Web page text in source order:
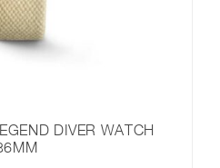
DIVER WATCH